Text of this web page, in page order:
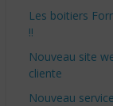
Les boitiers
!!
Nouveau site
cliente
Nouveau